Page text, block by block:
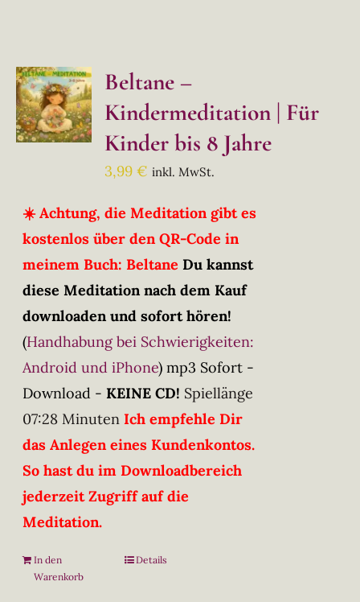
Beltane –
Kindermeditation | Für
Kinder bis 8 Jahre
3,99€ inkl. MwSt.
☀️ Achtung, die Meditation gibt es
kostenlos über den QR-Code in
meinem Buch: Beltane Du kannst
diese Meditation nach dem Kauf
downloaden und sofort hören!
(Handhabung bei Schwierigkeiten:
Android und iPhone) mp3 Sofort -
Download - KEINE CD! Spiellänge
07:28 Minuten Ich empfehle Dir
das Anlegen eines Kundenkontos.
So hast du im Downloadbereich
jederzeit Zugriff auf die
Meditation.
In den
Warenkorb
Details